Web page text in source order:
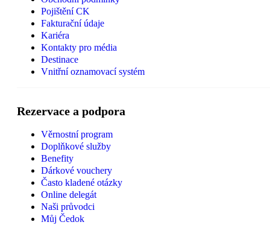
Pojištění CK
Fakturační údaje
Kariéra
Kontakty pro média
Destinace
Vnitřní oznamovací systém
Rezervace a podpora
Věrnostní program
Doplňkové služby
Benefity
Dárkové vouchery
Často kladené otázky
Online delegát
Naši průvodci
Můj Čedok